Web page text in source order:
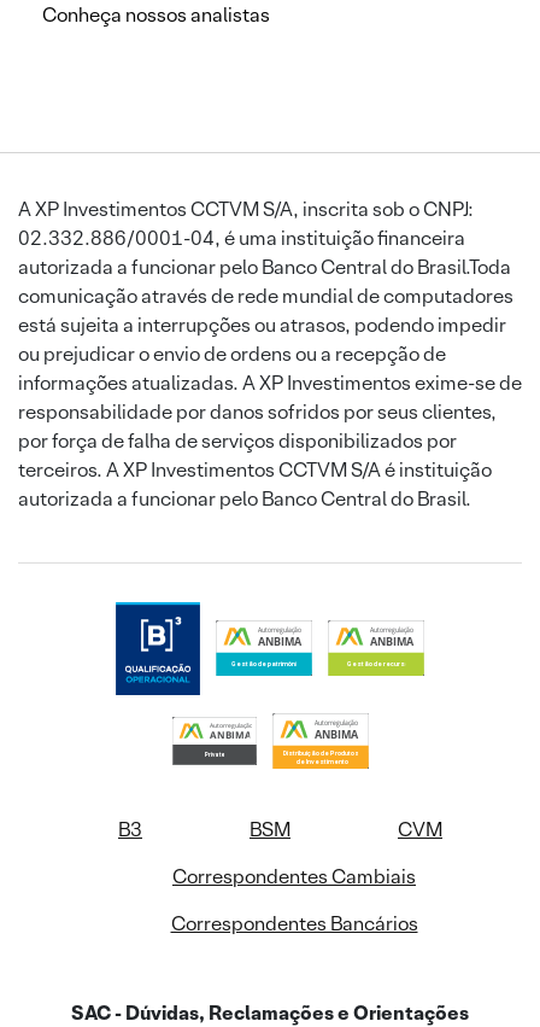
Conheça nossos analistas
A XP Investimentos CCTVM S/A, inscrita sob o CNPJ:
02.332.886/0001-04, é uma instituição financeira
autorizada a funcionar pelo Banco Central do Brasil.Toda
comunicação através de rede mundial de computadores
está sujeita a interrupções ou atrasos, podendo impedir
ou prejudicar o envio de ordens ou a recepção de
informações atualizadas. A XP Investimentos exime-se de
responsabilidade por danos sofridos por seus clientes,
por força de falha de serviços disponibilizados por
terceiros. A XP Investimentos CCTVM S/A é instituição
autorizada a funcionar pelo Banco Central do Brasil.
B3 BSM
CVM
Correspondentes Cambiais
Correspondentes Bancários
SAC - Dúvidas, Reclamações e Orientações